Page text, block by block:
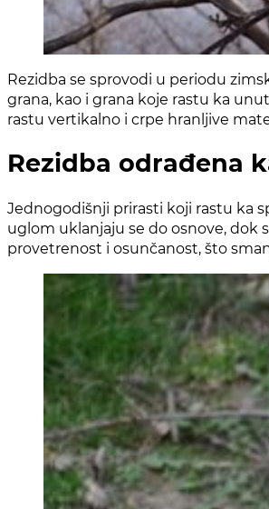
Rezidba se sprovodi u periodu
grana, kao i grana koje rastu ka
rastu vertikalno i crpe hranljive
Rezidba odrađena
Jednogodišnji prirasti koji rastu ka
uglom uklanjaju se do osnove, dok
provetrenost i osunčanost, što